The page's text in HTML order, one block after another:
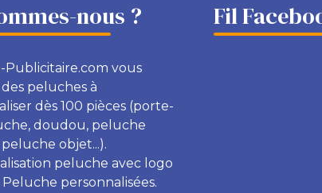
nous ?
Publicitaire.com vous
peluches à
dès 100 pièces (porte-
doudou, peluche
objet...).
peluche avec logo
personnalisées.
Fil